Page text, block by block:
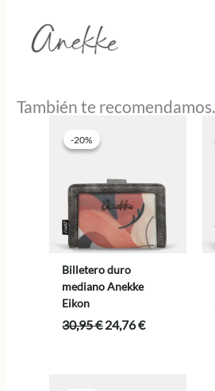
También te
-20%
-20%
Billetero duro
mediano Anekke
Eikon
30,95€El
24,76€El